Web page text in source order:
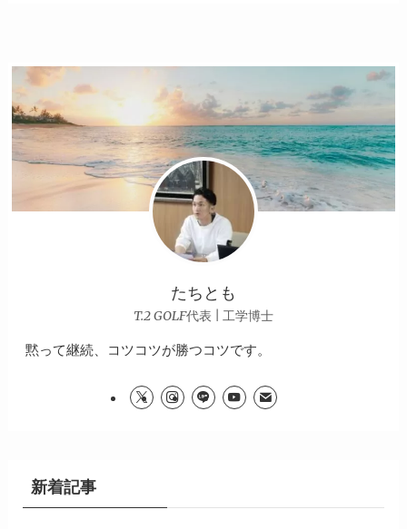
たちとも
T.2 GOLF代表 | 工学博士
黙って継続、コツコツが勝つコツです。
新着記事